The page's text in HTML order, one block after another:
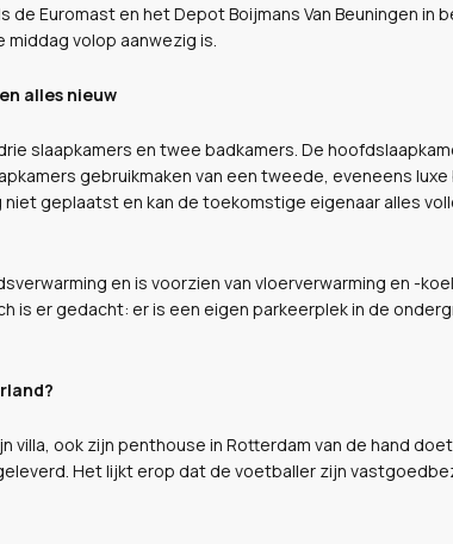
de Euromast en het Depot Boijmans Van Beuningen in
volop aanwezig is.
alles nieuw
slaapkamers en twee badkamers. De
gebruikmaken van een tweede, eveneens
geplaatst en kan de toekomstige eigenaar alles
en is voorzien van vloerverwarming en -
is er gedacht: er is een eigen parkeerplek in de
villa, ook zijn penthouse in Rotterdam van de hand
Het lijkt erop dat de voetballer zijn